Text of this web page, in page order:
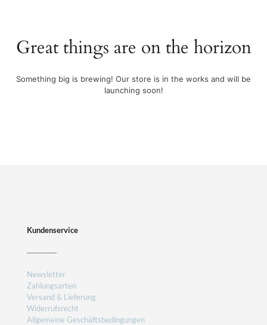
Great things are on the horizon
Something big is brewing! Our store is in the works and will be
launching soon!
Kundenservice
Newsletter
Zahlungsarten
Versand & Lieferung
Widerrufsrecht
Allgemeine Geschäftsbedingungen